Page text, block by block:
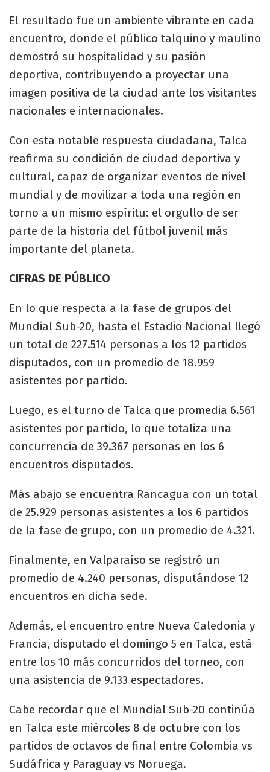
El resultado fue un ambiente vibrante en cada
encuentro, donde el público talquino y maulino
demostró su hospitalidad y su pasión
deportiva, contribuyendo a proyectar una
imagen positiva de la ciudad ante los visitantes
nacionales e internacionales.
Con esta notable respuesta ciudadana, Talca
reafirma su condición de ciudad deportiva y
cultural, capaz de organizar eventos de nivel
mundial y de movilizar a toda una región en
torno a un mismo espíritu: el orgullo de ser
parte de la historia del fútbol juvenil más
importante del planeta.
CIFRAS DE PÚBLICO
En lo que respecta a la fase de grupos del
Mundial Sub-20, hasta el Estadio Nacional llegó
un total de 227.514 personas a los 12 partidos
disputados, con un promedio de 18.959
asistentes por partido.
Luego, es el turno de Talca que promedia 6.561
asistentes por partido, lo que totaliza una
concurrencia de 39.367 personas en los 6
encuentros disputados.
Más abajo se encuentra Rancagua con un total
de 25.929 personas asistentes a los 6 partidos
de la fase de grupo, con un promedio de 4.321.
Finalmente, en Valparaíso se registró un
promedio de 4.240 personas, disputándose 12
encuentros en dicha sede.
Además, el encuentro entre Nueva Caledonia y
Francia, disputado el domingo 5 en Talca, está
entre los 10 más concurridos del torneo, con
una asistencia de 9.133 espectadores.
Cabe recordar que el Mundial Sub-20 continúa
en Talca este miércoles 8 de octubre con los
partidos de octavos de final entre Colombia vs
Sudáfrica y Paraguay vs Noruega.